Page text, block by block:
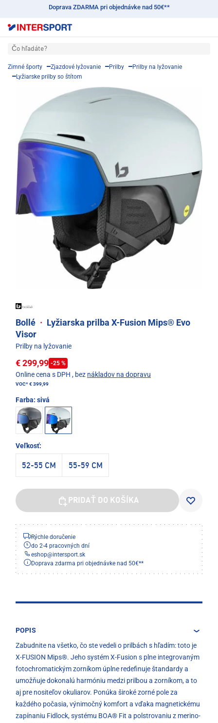
Doprava ZDARMA pri objednávke nad 50€**
Čo hľadáte?
Zimné športy Zjazdové lyžovanie Prilby
Prilby na lyžovanie
Lyžiarske prilby so štítom
Bollé · Lyžiarska prilba X-Fusion Mips® Evo
Visor
Prilby na lyžovanie
€ 299,99 -25 %
Online cena s DPH , bez nákladov na dopravu
VOC*€ 399,99
Farba: sivá
Veľkosť:
52-55 CM 55-59 CM
PRIDAŤ DO KOŠÍKA
Rýchle doručenie
do 2-4 pracovných dní
eshop@intersport.sk
Doprava zdarma pri objednávke nad 50€**
POPIS
Zabudnite na všetko, čo ste vedeli o prilbách s hľadím: toto je
X-FUSION Mips®. Jeho systém X-Fusion s plne integrovaným
fotochromatickým zorníkom úplne redefinuje štandardy a
umožňuje dokonalú harmóniu medzi prilbou a zorníkom, a to
aj pre nositeľov okuliarov. Ponúka široké zorné pole za
každého počasia, výnimočný komfort a vďaka magnetickému
zapínaniu Fidlock, systému BOA® Fit a polstrovaniu z merino-